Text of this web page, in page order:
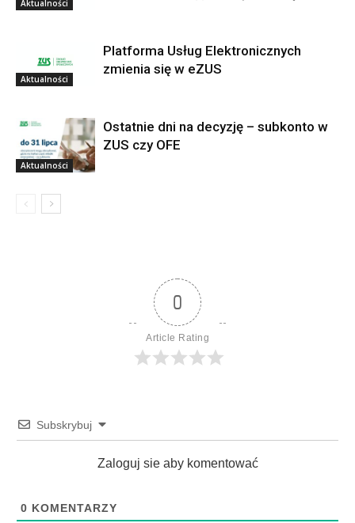
Aktualności
Aktualności
Platforma Usług Elektronicznych
zmienia się w eZUS
Aktualności
Ostatnie dni na decyzję – subkonto w
ZUS czy OFE
0
Article Rating
Subskrybuj
Zaloguj sie aby komentować
0 KOMENTARZY